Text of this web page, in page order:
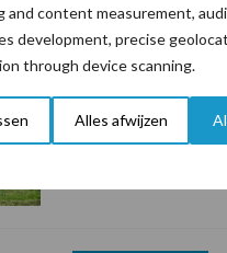
and content measurement,
development, precise
through device scanning.
Alles afwijzen
Drie Franse
van 14.000 kilogram
Pöttinger